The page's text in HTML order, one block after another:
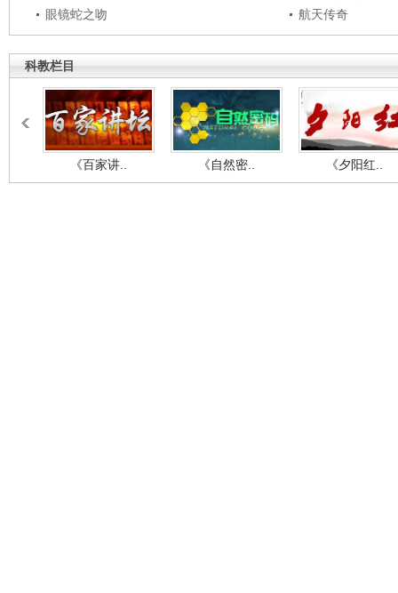
眼镜蛇之吻
航天传奇
科教栏目
《百家讲.. 《自然密.. 《夕阳红..